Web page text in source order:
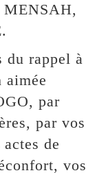
du rappel à
aimée
par
par vos
de
vos